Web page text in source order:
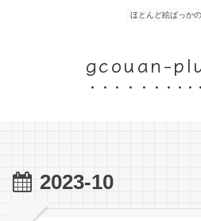
ほとんど絵ばっかの
gcouan-
2023-10